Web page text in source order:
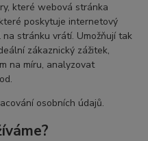
které webová stránka
poskytuje internetový
stránku vrátí. Umožňují tak
zákaznický zážitek,
na míru, analyzovat
osobních údajů.